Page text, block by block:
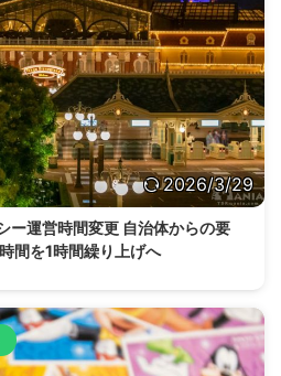
2026/3/29
ー運営時間変更 自治体からの要
間を1時間繰り上げへ